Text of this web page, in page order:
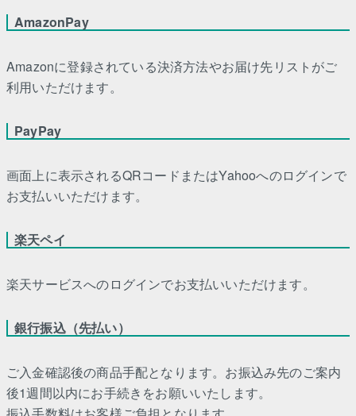
AmazonPay
Amazonに登録されている決済方法やお届け先リストがご
利用いただけます。
PayPay
画面上に表示されるQRコードまたはYahooへのログインで
お支払いいただけます。
楽天ペイ
楽天サービスへのログインでお支払いいただけます。
銀行振込（先払い）
ご入金確認後の商品手配となります。お振込み先のご案内
後1週間以内にお手続きをお願いいたします。